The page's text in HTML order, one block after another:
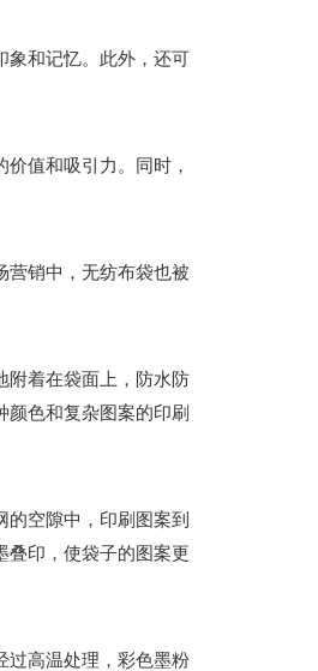
象和记忆。此外，还可
值和吸引力。同时，
营销中，无纺布袋也被
附着在袋面上，防水防
色和复杂图案的印刷
空隙中，印刷图案到
叠印，使袋子的图案更
过高温处理，彩色墨粉